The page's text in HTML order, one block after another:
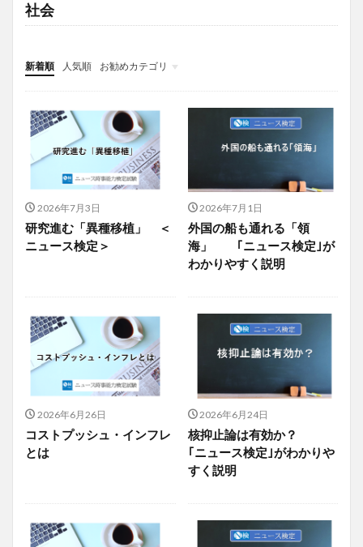
社会
新着順 人気順
お勧めカテゴリ
投稿
学び
マンガ
電子書籍
2026年7月3日
研究進む「異種移植」 ＜
ニュース検定＞
2026年7月1日
外国の船も通れる「領
海」 ｢ニュース検定｣が
わかりやすく説明
2026年6月26日
コストプッシュ・インフレ
とは
2026年6月24日
核抑止論は有効か？
｢ニュース検定｣がわかりや
すく説明